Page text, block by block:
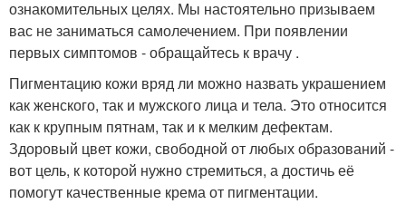
ознакомительных целях. Мы настоятельно призываем
вас не заниматься самолечением. При появлении
первых симптомов - обращайтесь к врачу .
Пигментацию кожи вряд ли можно назвать украшением
как женского, так и мужского лица и тела. Это относится
как к крупным пятнам, так и к мелким дефектам.
Здоровый цвет кожи, свободной от любых образований -
вот цель, к которой нужно стремиться, а достичь её
помогут качественные крема от пигментации.